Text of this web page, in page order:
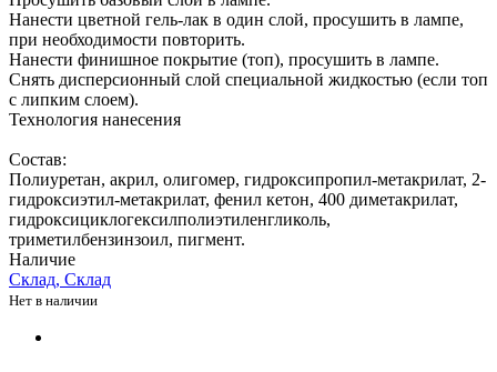
Нанести цветной гель-лак в один слой, просушить в лампе,
при необходимости повторить.
Нанести финишное покрытие (топ), просушить в лампе.
Снять дисперсионный слой специальной жидкостью (если топ
с липким слоем).
Технология нанесения
Состав:
Полиуретан, акрил, олигомер, гидроксипропил-метакрилат, 2-
гидроксиэтил-метакрилат, фенил кетон, 400 диметакрилат,
гидроксициклогексилполиэтиленгликоль,
триметилбензинзоил, пигмент.
Наличие
Склад, Склад
Нет в наличии